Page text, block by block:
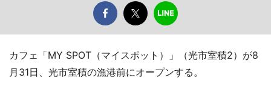
カフェ「MY SPOT（マイスポット）」（光市室積2）が8
月31日、光市室積の漁港前にオープンする。